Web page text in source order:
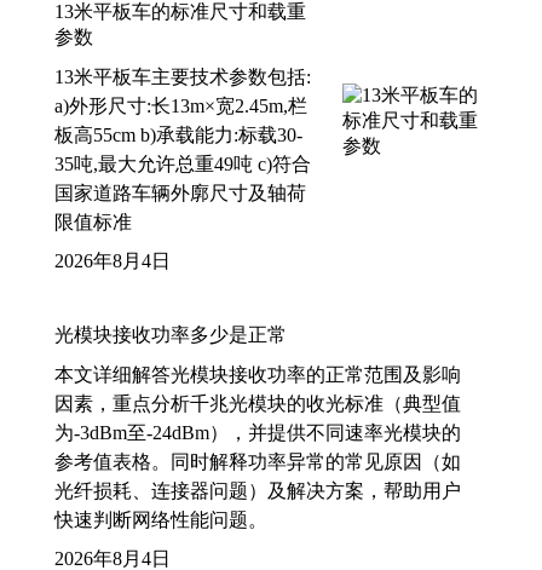
13米平板车的标准尺寸和载重
参数
13米平板车主要技术参数包括:
a)外形尺寸:长13m×宽2.45m,栏
板高55cm b)承载能力:标载30-
35吨,最大允许总重49吨 c)符合
国家道路车辆外廓尺寸及轴荷
限值标准
2026年8月4日
光模块接收功率多少是正常
本文详细解答光模块接收功率的正常范围及影响
因素，重点分析千兆光模块的收光标准（典型值
为-3dBm至-24dBm），并提供不同速率光模块的
参考值表格。同时解释功率异常的常见原因（如
光纤损耗、连接器问题）及解决方案，帮助用户
快速判断网络性能问题。
2026年8月4日